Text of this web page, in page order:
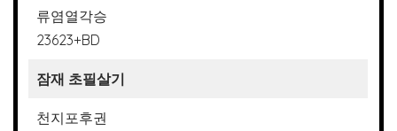
류염열각승
23623+BD
잠재 초필살기
천지포후권